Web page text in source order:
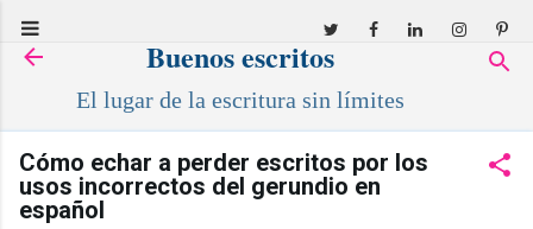
Ir al contenido principal
Buenos escritos
El lugar de la escritura sin límites
Cómo echar a perder escritos por los
usos incorrectos del gerundio en
español